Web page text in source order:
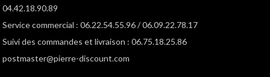
04.42.18.90.89
Service commercial : 06.22.54.55.96 / 06.09.22.78.17
Suivi des commandes et livraison : 06.75.18.25.86
postmaster@pierre-discount.com